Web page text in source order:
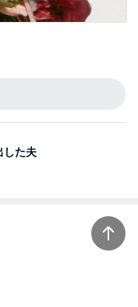
した夫